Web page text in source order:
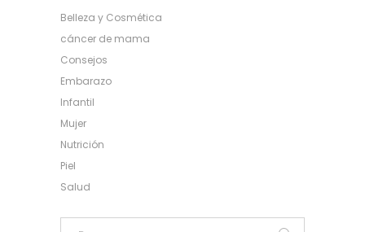
Belleza y Cosmética
cáncer de mama
Consejos
Embarazo
Infantil
Mujer
Nutrición
Piel
Salud